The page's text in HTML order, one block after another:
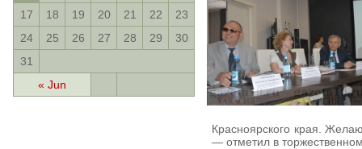
« Jun
17
18 19 20 21 22
23
24
25 26 27 28 29
30
31
Красноярского края.
— отметил в